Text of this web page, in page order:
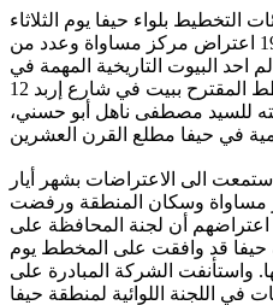
التخطيط بلواء حيفا يوم الثلاثاء
القادم الموافق 19.1.2022 اعتراض مركز مساواة وعدد من
احد البيوت التاريخية المهمة في
حي وادي الصليب. ويمس المخطط المقترح ببيت في شارع إربد 12
للسيد مصطفى ناهل أبو حسني،
الى الاعتراضات بشهر أيار
مساواة وسكان المنطقة ورفضت
أن لجنة المحافظة على
حيفا قد وافقت على المخطط يوم
واستأنفت الشركة المبادرة على